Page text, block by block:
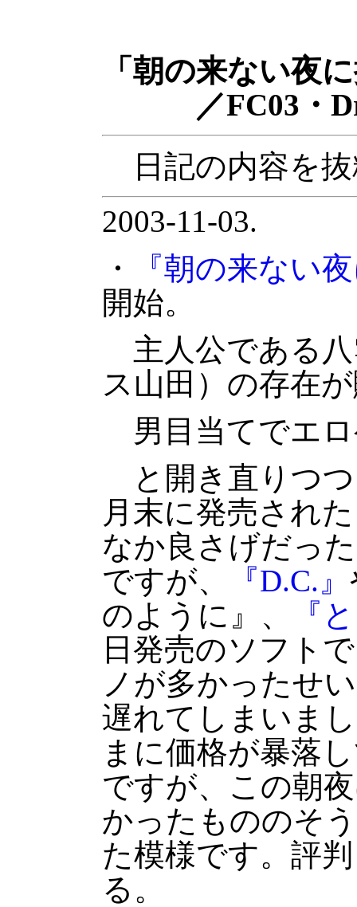
「朝の来ない夜
／FC03・
日記の内容を抜
2003-11-03.
・
『朝の来ない
開始。
主人公である八
ス山田）の存在
男目当てでエ
と開き直りつつ
月末に発売され
なか良さげだっ
ですが、
『D.C.』
のように』、
『
日発売のソフト
ノが多かったせ
遅れてしまいま
まに価格が暴落
ですが、この朝
かったもののそ
た模様です。評
る。